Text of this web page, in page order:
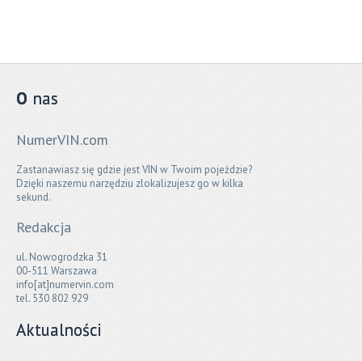
O nas
NumerVIN.com
Zastanawiasz się gdzie jest VIN w Twoim pojeździe?
Dzięki naszemu narzędziu zlokalizujesz go w kilka
sekund.
Redakcja
ul. Nowogrodzka 31
00-511 Warszawa
info[at]numervin.com
tel. 530 802 929
Aktualności